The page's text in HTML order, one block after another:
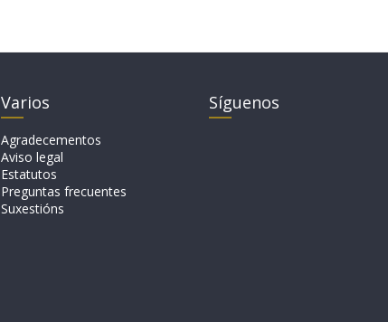
Varios
Agradecementos
Aviso legal
Estatutos
Preguntas frecuentes
Suxestións
Síguenos